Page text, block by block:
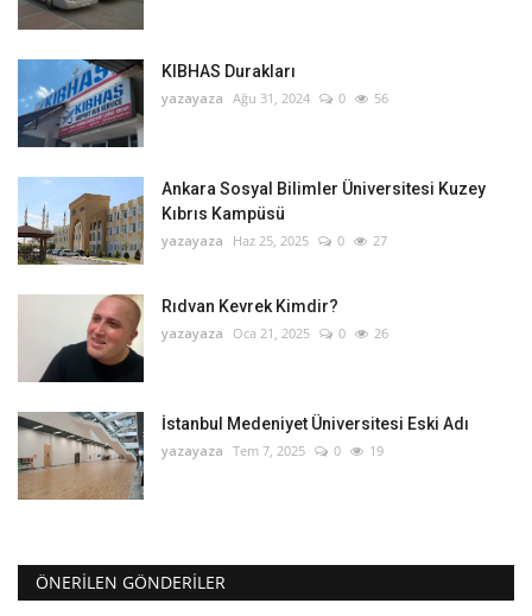
KIBHAS Durakları
yazayaza Ağu 31, 2024 0 56
Ankara Sosyal Bilimler Üniversitesi Kuzey
Kıbrıs Kampüsü
yazayaza Haz 25, 2025 0 27
Rıdvan Kevrek Kimdir?
yazayaza Oca 21, 2025 0 26
İstanbul Medeniyet Üniversitesi Eski Adı
yazayaza Tem 7, 2025 0 19
ÖNERILEN GÖNDERILER